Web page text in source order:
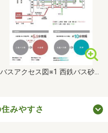
バスアクセス図※1 西鉄バス砂津行き1番、22番、23番の合計本数で、6時～18時までの停車時刻間隔の平均となります。※2 西鉄高速バスいとうづ号で7時13分～33分までの停車時刻間隔となります。大蔵バス停から西鉄天神高速バスターミナルまでの所要時間となります。所要時間は西鉄バス時刻表に基づくものです。
みやすさ